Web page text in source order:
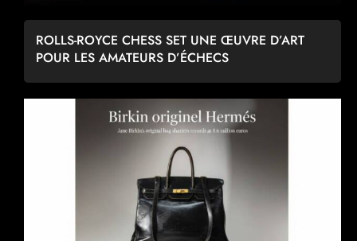
ROLLS-ROYCE CHESS SET UNE ŒUVRE D’ART
POUR LES AMATEURS D’ÉCHECS